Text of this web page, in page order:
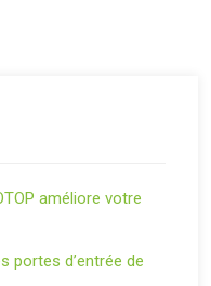
améliore votre
portes d’entrée de